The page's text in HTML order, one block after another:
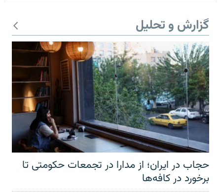
گزارش و تحلیل
حجاب در ایران؛ از مدارا در تجمعات حکومتی تا
برخورد در کافه‌ها